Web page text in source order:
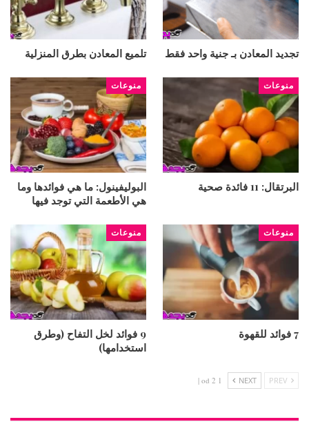
تجديد المعادن بـ جنية واحد فقط تلميع المعادن بطرق المنزلية
منوعات
البرتقال: 11 فائدة صحية
منوعات
البوليفينول: ما هي فوائدها وما
هي الأطعمة التي توجد فيها
منوعات
7 فوائد للقهوة
منوعات
9 فوائد لخل التفاح (وطرق
استخدامها)
NEXT
1 od 2 |